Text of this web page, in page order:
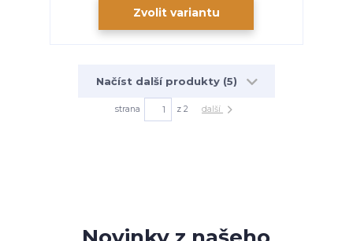
Zvolit variantu
Načíst další produkty (5)
strana z 2 další